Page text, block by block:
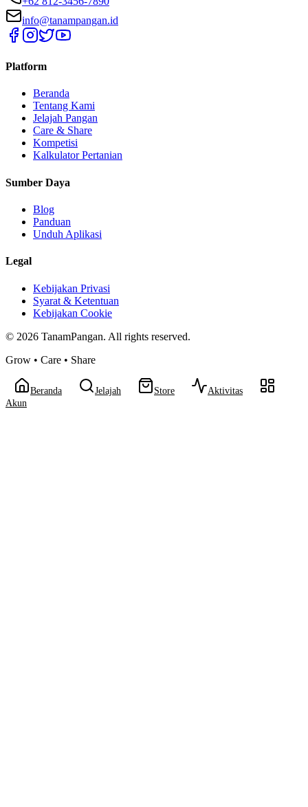
info@tanampangan.id
Platform
Beranda
Tentang Kami
Jelajah Pangan
Care & Share
Kompetisi
Kalkulator Pertanian
Sumber Daya
Blog
Panduan
Unduh Aplikasi
Legal
Kebijakan Privasi
Syarat & Ketentuan
Kebijakan Cookie
© 2026 TanamPangan. All rights reserved.
Grow • Care • Share
Beranda Jelajah Store
Aktivitas
Akun